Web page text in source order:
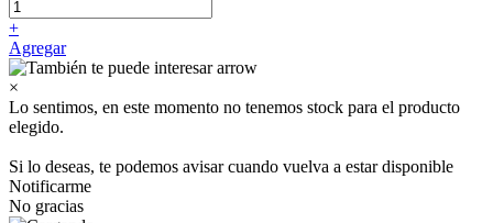
+
Agregar
×
Lo sentimos, en este momento no tenemos stock para el producto
elegido.
Si lo deseas, te podemos avisar cuando vuelva a estar disponible
Notificarme
No gracias